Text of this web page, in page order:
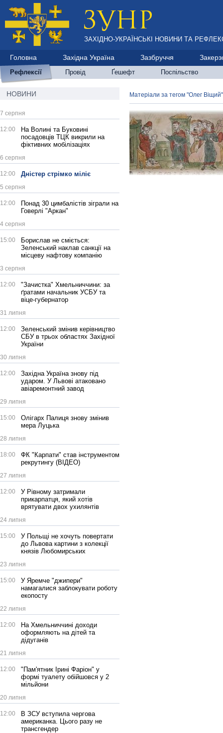
ЗАХІДНО-УКРАЇНСЬКІ НОВИНИ ТА
Головна Західна Україна Зазбруччя
Рефлексії Провід Ґешефт Поспільство
НОВИНИ
7 серпня
12:00
На Волині та Буковині
посадовців ТЦК викрили на
фіктивних мобілізаціях
6 серпня
12:00 Дністер стрімко міліє
5 серпня
12:00
Понад 30 цимбалістів зіграли на
Говерлі "Аркан"
4 серпня
15:00
Борислав не сміється:
Зеленський наклав санкції на
місцеву нафтову компанію
3 серпня
12:00
"Зачистка" Хмельниччини: за
ґратами начальник УСБУ та
віце-губернатор
31 липня
12:00
Зеленський змінив керівництво
СБУ в трьох областях Західної
України
30 липня
12:00
Західна Україна знову під
ударом. У Львові атаковано
авіаремонтний завод
29 липня
15:00
Олігарх Палиця знову змінив
мера Луцька
28 липня
18:00
ФК "Карпати" став інструментом
рекрутингу (ВІДЕО)
27 липня
12:00
У Рівному затримали
прикарпатця, який хотів
врятувати двох ухилянтів
24 липня
15:00
У Польщі не хочуть повертати
до Львова картини з колекції
князів Любомирських
23 липня
15:00
У Яремче "джипери"
намагалися заблокувати роботу
екопосту
22 липня
12:00
На Хмельниччині доходи
оформляють на дітей та
дідуганів
21 липня
12:00
"Пам'ятник Ірині Фаріон" у
формі туалету обійшовся у 2
мільйони
20 липня
12:00
В ЗСУ вступила чергова
американка. Цього разу не
трансгендер
Матеріали за тегом "Олег Віщий"